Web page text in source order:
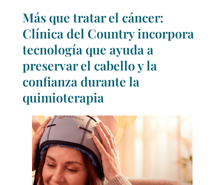
Más que tratar el cáncer:
Clínica del Country incorpora
tecnología que ayuda a
preservar el cabello y la
confianza durante la
quimioterapia